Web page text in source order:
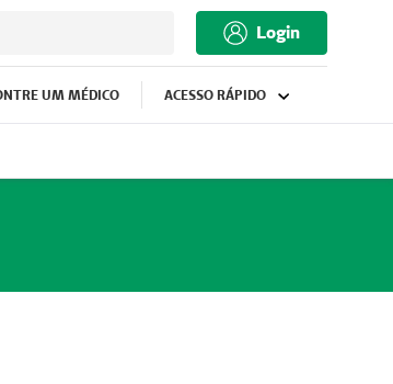
Login
UM MÉDICO ACESSO RÁPIDO